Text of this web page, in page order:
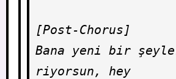
[Post-Chorus]
Bana yeni bir
riyorsun, hey